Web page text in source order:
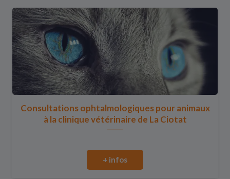
Consultations ophtalmologiques pour animaux
à la clinique vétérinaire de La Ciotat
+ infos